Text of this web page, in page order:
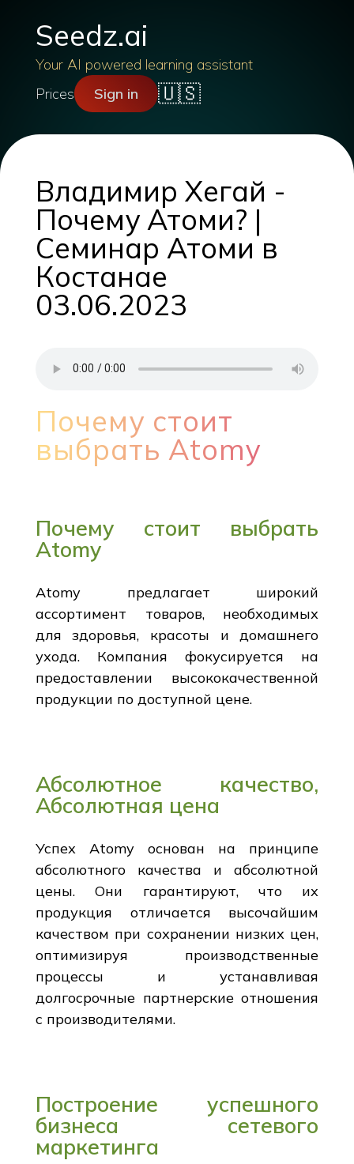
Seedz.ai
Your AI powered learning assistant
Prices
Sign in 🇺🇸
Владимир Хегай -
Почему Атоми? |
Семинар Атоми в
Костанае
03.06.2023
Почему стоит
выбрать Atomy
Почему стоит выбрать
Atomy
Atomy предлагает широкий
ассортимент товаров, необходимых
для здоровья, красоты и домашнего
ухода. Компания фокусируется на
предоставлении высококачественной
продукции по доступной цене.
Абсолютное качество,
Абсолютная цена
Успех Atomy основан на принципе
абсолютного качества и абсолютной
цены. Они гарантируют, что их
продукция отличается высочайшим
качеством при сохранении низких цен,
оптимизируя производственные
процессы и устанавливая
долгосрочные партнерские отношения
с производителями.
Построение успешного
бизнеса сетевого
маркетинга